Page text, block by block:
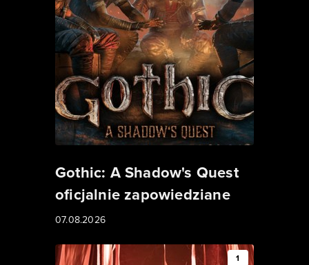
Gothic: A Shadow's Quest
oficjalnie zapowiedziane
07.08.2026
1